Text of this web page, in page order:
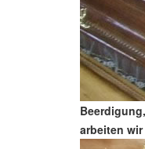
arbeiten